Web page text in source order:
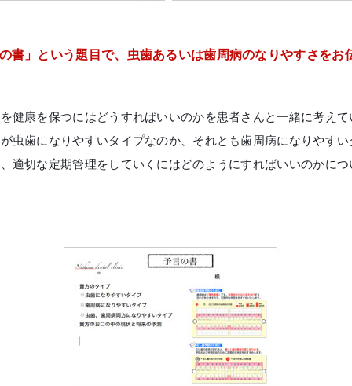
書」という題目で、虫歯あるいは歯周病のなりやすさをお
健康を保つにはどうすればいいのかを患者さんと一緒に考えて
虫歯になりやすいタイプなのか、それとも歯周病になりやすい
適切な定期管理をしていくにはどのようにすればいいのかにつ